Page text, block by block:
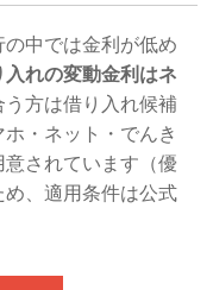
中では金利が低め
入れの変動金利はネ
方は借り入れ候補
・ネット・でんき
されています（優
、適用条件は公式